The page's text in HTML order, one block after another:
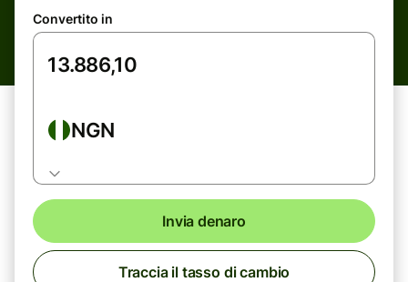
Convertito in
NGN
Invia denaro
Traccia il tasso di cambio